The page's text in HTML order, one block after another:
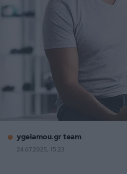
ygeiamou.gr team
24.07.2025, 15:23